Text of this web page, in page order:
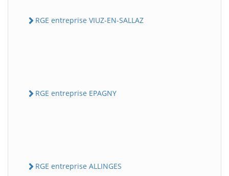
RGE entreprise VIUZ-EN-SALLAZ
RGE entreprise EPAGNY
RGE entreprise ALLINGES